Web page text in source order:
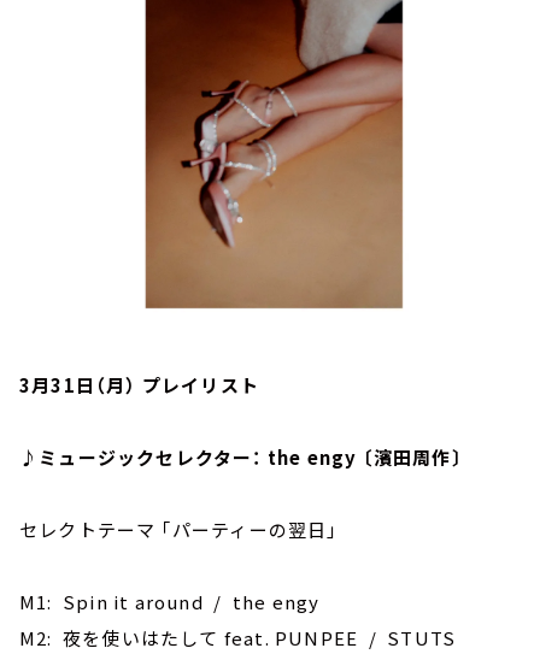
3月31日（月） プレイリスト
♪ミュージックセレクター： the engy 〔濱田周作〕
セレクトテーマ ｢パーティーの翌日｣
M1: ‎Spin it around / the engy
M2: 夜を使いはたして feat. PUNPEE / STUTS